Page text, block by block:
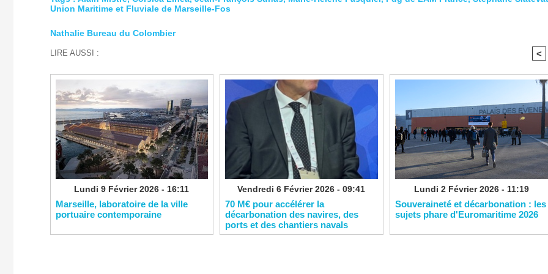
Union Maritime et Fluviale de Marseille-Fos
Nathalie Bureau du Colombier
LIRE AUSSI : <
Lundi 9 Février 2026 - 16:11
​Marseille, laboratoire de la ville
portuaire contemporaine
Vendredi 6 Février 2026 - 09:41
​70 M€ pour accélérer la
décarbonation des navires, des
ports et des chantiers navals
Lundi 2 Février 2026 - 11:19
Souveraineté et décarbonation : les
sujets phare d'Euromaritime 2026